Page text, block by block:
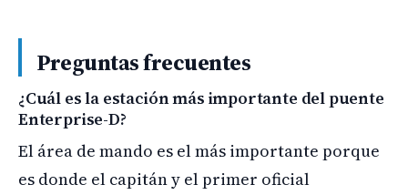
Preguntas frecuentes
¿Cuál es la estación más importante del puente
Enterprise-D?
El área de mando es el más importante porque
es donde el capitán y el primer oficial